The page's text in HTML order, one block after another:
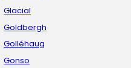
Glacial
Goldbergh
Golléhaug
Gonso